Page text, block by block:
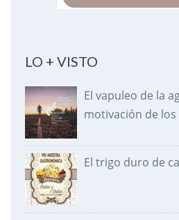
LO + VISTO
El vapuleo de la
motivación de
El trigo duro de